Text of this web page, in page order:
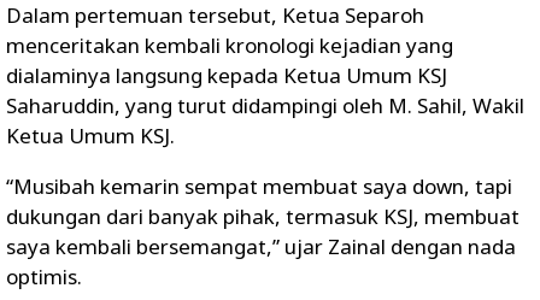
Dalam pertemuan tersebut, Ketua Separoh
menceritakan kembali kronologi kejadian yang
dialaminya langsung kepada Ketua Umum KSJ
Saharuddin, yang turut didampingi oleh M. Sahil, Wakil
Ketua Umum KSJ.
“Musibah kemarin sempat membuat saya down, tapi
dukungan dari banyak pihak, termasuk KSJ, membuat
saya kembali bersemangat,” ujar Zainal dengan nada
optimis.